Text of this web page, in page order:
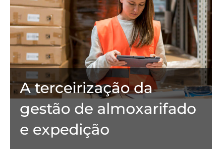
A terceirização da
gestão de almoxarifado
e expedição